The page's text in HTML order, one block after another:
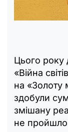
Цього року
«Війна
на «Золоту
здобули
змішану
не